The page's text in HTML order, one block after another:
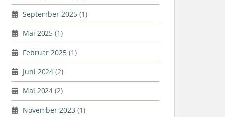
September 2025 (1)
Mai 2025 (1)
Februar 2025 (1)
Juni 2024 (2)
Mai 2024 (2)
November 2023 (1)